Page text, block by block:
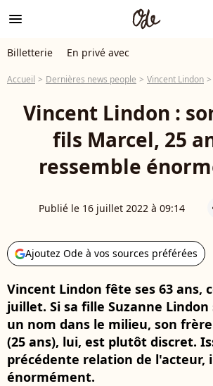
menu
Billetterie En privé avec
Accueil Dernières news people Vincent Lindon
Vincent Lindon :
fils Marcel, 25
ressemble
Publié le 16 juillet 2022 à 09:14
Ajoutez Ode à vos sources préférées
Vincent Lindon fête ses 63 ans,
juillet. Si sa fille Suzanne
un nom dans le milieu, son
(25 ans), lui, est plutôt discret.
précédente relation de l'acteur,
énormément.